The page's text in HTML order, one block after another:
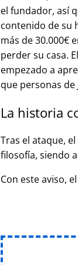
el fundador, así
contenido de su
más de 30.000€
perder su casa.
empezado a
que personas
La historia
Tras el ataque,
filosofía, siendo
Con este aviso,